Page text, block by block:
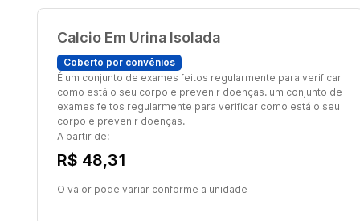
Calcio Em Urina Isolada
Coberto por convênios
É um conjunto de exames feitos regularmente para verificar
como está o seu corpo e prevenir doenças. um conjunto de
exames feitos regularmente para verificar como está o seu
corpo e prevenir doenças.
A partir de:
R$ 48,31
O valor pode variar conforme a unidade